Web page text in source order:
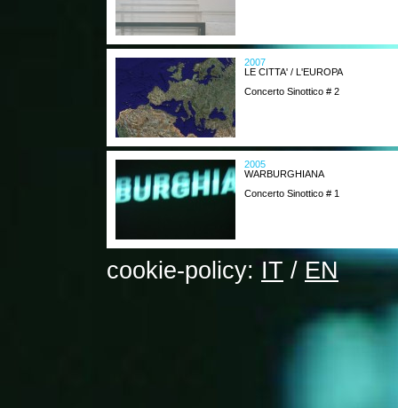
2007
LE CITTA' / L'EUROPA
Concerto Sinottico # 2
2005
WARBURGHIANA
Concerto Sinottico # 1
cookie-policy: IT / EN